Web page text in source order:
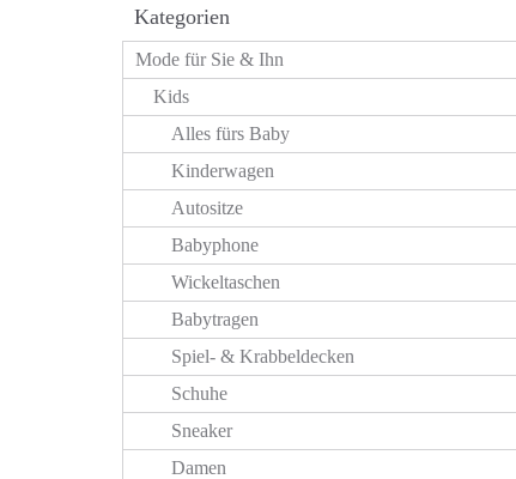
Kategorien
Mode für Sie & Ihn
Kids
Alles fürs Baby
Kinderwagen
Autositze
Babyphone
Wickeltaschen
Babytragen
Spiel- & Krabbeldecken
Schuhe
Sneaker
Damen